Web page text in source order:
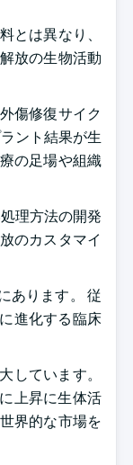
とは異なり、
放の生物活動
傷修復サイク
ント結果が生
の足場や組織
理方法の開発
のカスタマイ
あります。 従
進化する臨床
しています。
上昇に生体活
界的な市場を